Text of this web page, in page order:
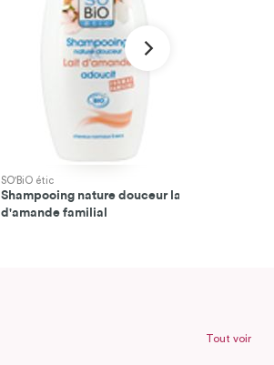
SO'BiO étic
Shampooing nature douceur lait
d'amande familial
Tout voir